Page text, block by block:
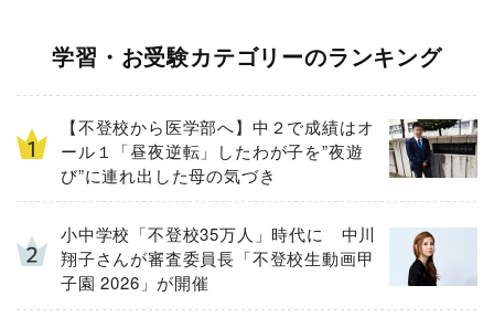
学習・お受験カテゴリーのランキング
【不登校から医学部へ】中２で成績はオ
ール１「昼夜逆転」したわが子を”夜遊
び”に連れ出した母の気づき
小中学校「不登校35万人」時代に 中川
翔子さんが審査委員長「不登校生動画甲
子園 2026」が開催